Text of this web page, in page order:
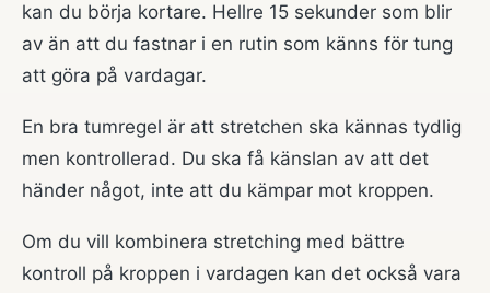
kan du börja kortare. Hellre 15 sekunder som blir
av än att du fastnar i en rutin som känns för tung
att göra på vardagar.
En bra tumregel är att stretchen ska kännas tydlig
men kontrollerad. Du ska få känslan av att det
händer något, inte att du kämpar mot kroppen.
Om du vill kombinera stretching med bättre
kontroll på kroppen i vardagen kan det också vara